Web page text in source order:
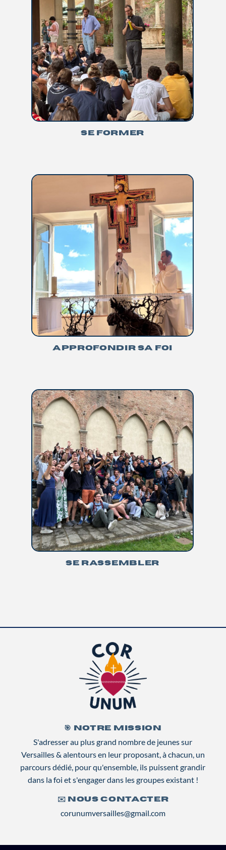
SE FORMER
APPROFONDIR SA FOI
SE RASSEMBLER
🎯 NOTRE MISSION
S'adresser au plus grand nombre de jeunes sur
Versailles & alentours en leur proposant, à chacun, un
parcours dédié, pour qu'ensemble, ils puissent grandir
dans la foi et s'engager dans les groupes existant !
✉️ NOUS CONTACTER
corunumversailles@gmail.com